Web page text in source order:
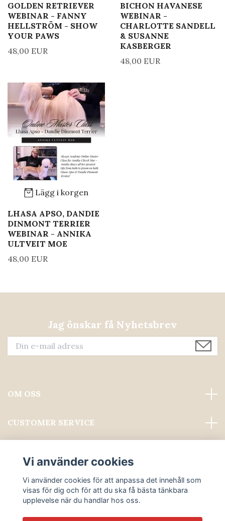
GOLDEN RETRIEVER
WEBINAR - FANNY
HELLSTRÖM - SHOW
YOUR PAWS
48,00 EUR
BICHON HAVANESE
WEBINAR -
CHARLOTTE SANDELL
& SUSANNE
KASBERGER
48,00 EUR
Lägg i korgen
LHASA APSO, DANDIE
DINMONT TERRIER
WEBINAR - ANNIKA
ULTVEIT MOE
48,00 EUR
Jag önskar få Nyhetsbrev
OM OSS
CUSTOMER SERVICE
Sociala medier
Vi använder cookies
Vi använder cookies för att anpassa det innehåll som
visas för dig och för att du ska få bästa tänkbara
upplevelse när du handlar hos oss.